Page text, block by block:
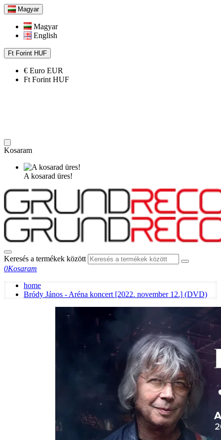
Magyar
Magyar
English
Ft Forint HUF
€ Euro EUR
Ft Forint HUF
Kosaram
A kosarad üres!
Keresés a termékek között
0Kosaram
home
Bródy János - Aréna koncert [2022. november 12.] (DVD)